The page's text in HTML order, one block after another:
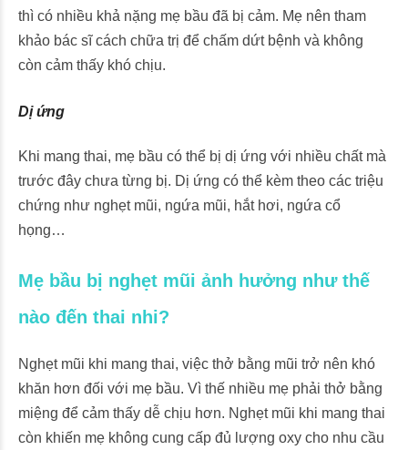
thì có nhiều khả nặng mẹ bầu đã bị cảm. Mẹ nên tham
khảo bác sĩ cách chữa trị để chấm dứt bệnh và không
còn cảm thấy khó chịu.
Dị ứng
Khi mang thai, mẹ bầu có thể bị dị ứng với nhiều chất mà
trước đây chưa từng bị. Dị ứng có thể kèm theo các triệu
chứng như nghẹt mũi, ngứa mũi, hắt hơi, ngứa cổ
họng…
Mẹ bầu bị nghẹt mũi ảnh hưởng như thế
nào đến thai nhi?
Nghẹt mũi khi mang thai, việc thở bằng mũi trở nên khó
khăn hơn đối với mẹ bầu. Vì thế nhiều mẹ phải thở bằng
miệng để cảm thấy dễ chịu hơn. Nghẹt mũi khi mang thai
còn khiến mẹ không cung cấp đủ lượng oxy cho nhu cầu